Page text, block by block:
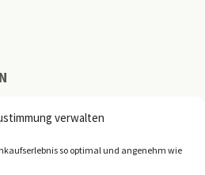
verwalten
so optimal und angenehm wie